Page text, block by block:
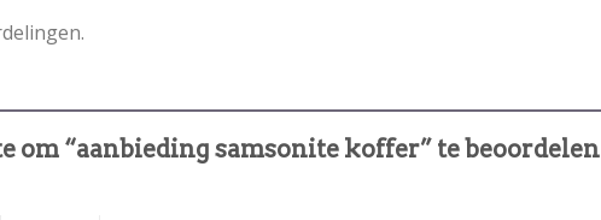
om “aanbieding samsonite koffer” te beoordelen